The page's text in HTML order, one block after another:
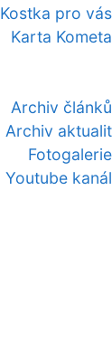
Kostka pro vás
Karta Kometa
Archiv článků
Archiv aktualit
Fotogalerie
Youtube kanál